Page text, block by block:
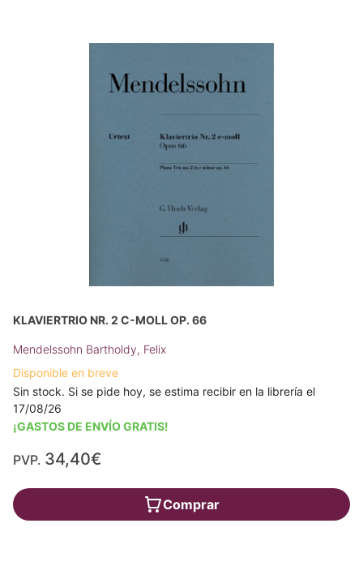
KLAVIERTRIO NR. 2 C-MOLL OP. 66
Mendelssohn Bartholdy, Felix
Disponible en breve
Sin stock. Si se pide hoy, se estima recibir en la librería el
17/08/26
¡GASTOS DE ENVÍO GRATIS!
PVP. 34,40€
Comprar